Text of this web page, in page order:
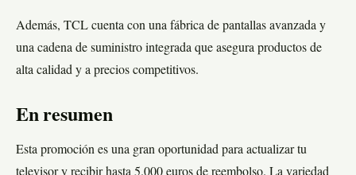
Además, TCL cuenta con una fábrica de pantallas avanzada y
una cadena de suministro integrada que asegura productos de
alta calidad y a precios competitivos.
En resumen
Esta promoción es una gran oportunidad para actualizar tu
televisor y recibir hasta 5.000 euros de reembolso. La variedad